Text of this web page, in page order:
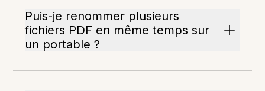
Puis-je renommer plusieurs
fichiers PDF en même temps sur
un portable ?